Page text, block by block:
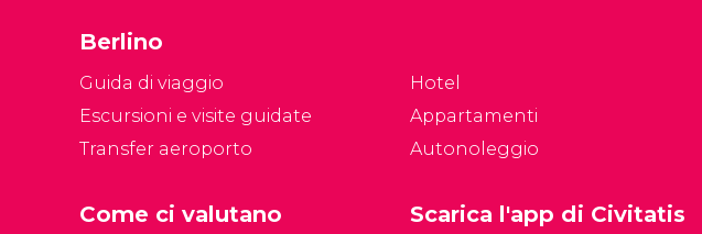
Berlino
Guida di viaggio
Escursioni e visite guidate
Transfer aeroporto
Hotel
Appartamenti
Autonoleggio
Come ci valutano Scarica l'app di Civitatis